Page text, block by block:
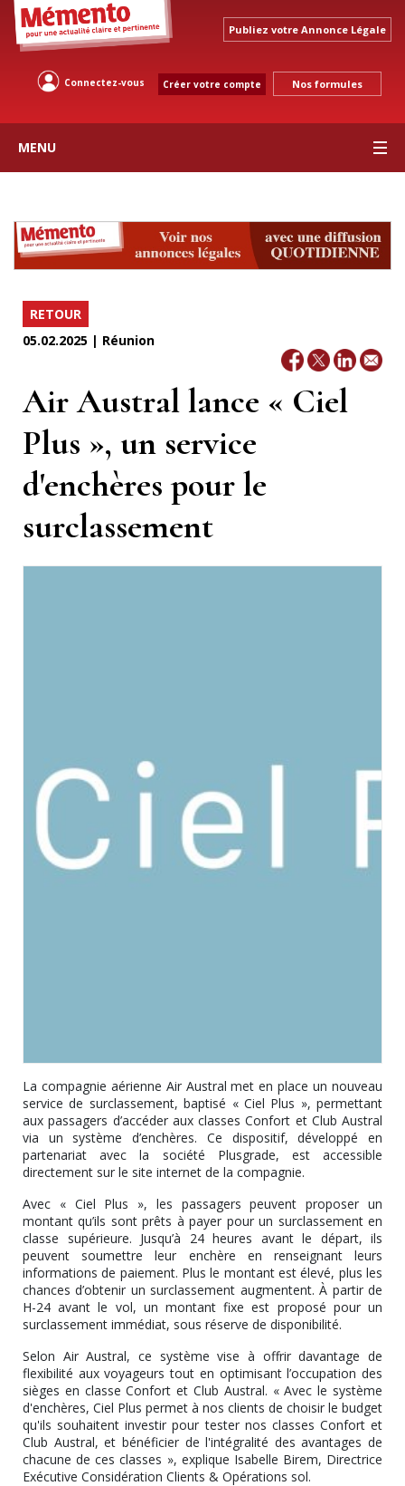
Publiez votre Annonce Légale
Connectez-vous Créer votre compte Nos formules
MENU
RETOUR
05.02.2025 | Réunion
Air Austral lance « Ciel
Plus », un service
d'enchères pour le
surclassement
La compagnie aérienne Air Austral met en place un nouveau
service de surclassement, baptisé « Ciel Plus », permettant
aux passagers d’accéder aux classes Confort et Club Austral
via un système d’enchères. Ce dispositif, développé en
partenariat avec la société Plusgrade, est accessible
directement sur le site internet de la compagnie.
Avec « Ciel Plus », les passagers peuvent proposer un
montant qu’ils sont prêts à payer pour un surclassement en
classe supérieure. Jusqu’à 24 heures avant le départ, ils
peuvent soumettre leur enchère en renseignant leurs
informations de paiement. Plus le montant est élevé, plus les
chances d’obtenir un surclassement augmentent. À partir de
H-24 avant le vol, un montant fixe est proposé pour un
surclassement immédiat, sous réserve de disponibilité.
Selon Air Austral, ce système vise à offrir davantage de
flexibilité aux voyageurs tout en optimisant l’occupation des
sièges en classe Confort et Club Austral. « Avec le système
d'enchères, Ciel Plus permet à nos clients de choisir le budget
qu'ils souhaitent investir pour tester nos classes Confort et
Club Austral, et bénéficier de l'intégralité des avantages de
chacune de ces classes », explique Isabelle Birem, Directrice
Exécutive Considération Clients & Opérations sol.